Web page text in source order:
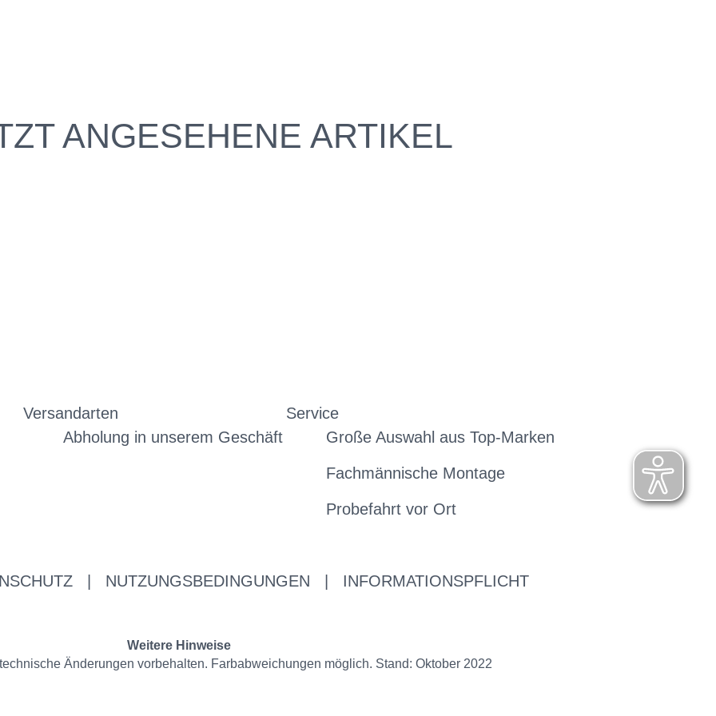
ANGESEHENE ARTIKEL
Versandarten
Abholung in unserem Geschäft
Service
Große Auswahl aus Top-Marken
Fachmännische Montage
Probefahrt vor Ort
NUTZUNGSBEDINGUNGEN INFORMATIONSPFLICHT
Weitere Hinweise
Änderungen vorbehalten. Farbabweichungen möglich. Stand: Oktober 2022